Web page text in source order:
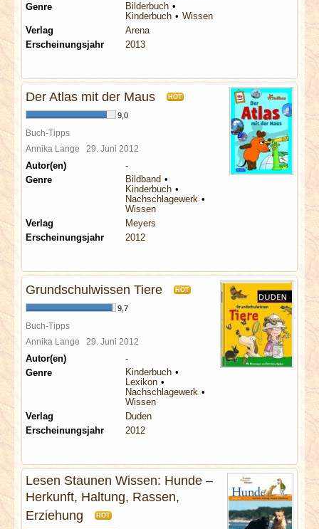
Genre
Bilderbuch
Kinderbuch
Wissen
Verlag
Arena
Erscheinungsjahr
2013
Der Atlas mit der Maus HOT
9,0
Buch-Tipps
Annika Lange 29. Juni 2012
Autor(en)
-
Genre
Bildband
Kinderbuch
Nachschlagewerk
Wissen
Verlag
Meyers
Erscheinungsjahr
2012
Grundschulwissen Tiere HOT
9,7
Buch-Tipps
Annika Lange 29. Juni 2012
Autor(en)
-
Genre
Kinderbuch
Lexikon
Nachschlagewerk
Wissen
Verlag
Duden
Erscheinungsjahr
2012
Lesen Staunen Wissen: Hunde –
Herkunft, Haltung, Rassen,
Erziehung
HOT